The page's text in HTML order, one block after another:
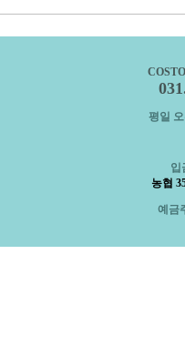
평일 오
입
농협
예금